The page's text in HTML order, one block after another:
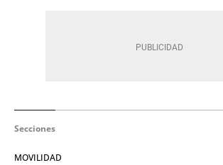
Secciones
MOVILIDAD